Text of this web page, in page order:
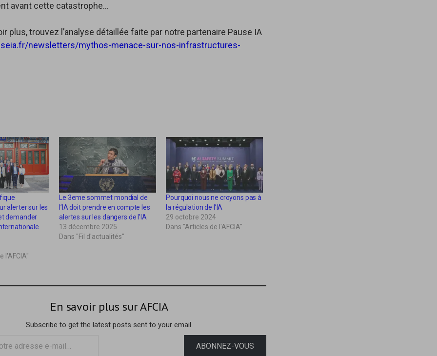
avant cette catastrophe…
plus, trouvez l’analyse détaillée faite par notre partenaire Pause IA
newsletters/mythos-menace-sur-nos-infrastructures-
alerter sur les
demander
l'AFCIA"
Le 3eme sommet mondial de
l’IA doit prendre en compte les
alertes sur les dangers de l’IA
13 décembre 2025
Dans "Fil d'actualités"
Pourquoi nous ne croyons pas à
la régulation de l’IA
29 octobre 2024
Dans "Articles de l'AFCIA"
En savoir plus sur AFCIA
Subscribe to get the latest posts sent to your email.
ABONNEZ-VOUS